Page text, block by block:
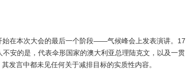
在本次大会的最后一个阶段——气候峰会上发表演讲。17
安的是，代表伞形国家的澳大利亚总理陆克文，以及一贯
发言中都未见任何关于减排目标的实质性内容。